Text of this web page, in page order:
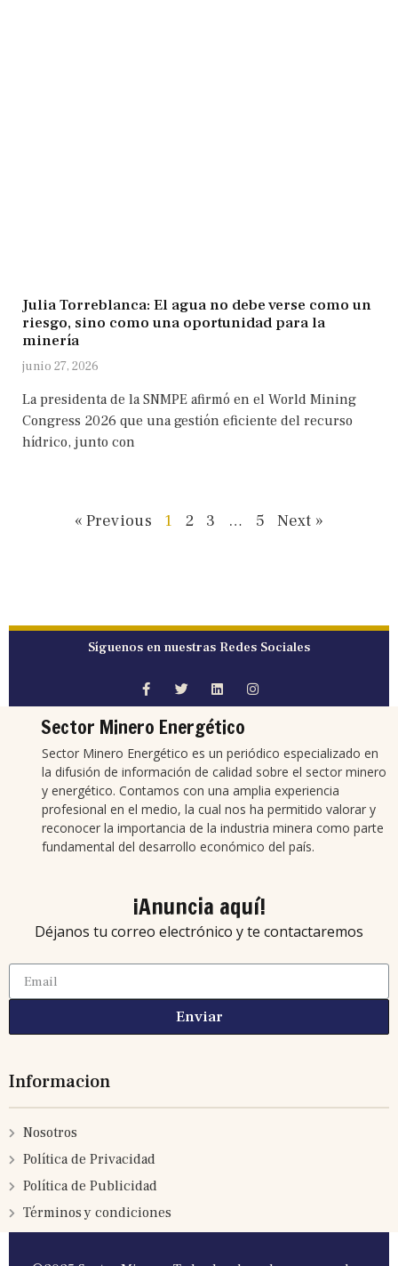
Julia Torreblanca: El agua no debe verse como un
riesgo, sino como una oportunidad para la
minería
junio 27, 2026
La presidenta de la SNMPE afirmó en el World Mining
Congress 2026 que una gestión eficiente del recurso
hídrico, junto con
« Previous 1 2 3 … 5 Next »
Síguenos en nuestras Redes Sociales
Sector Minero Energético
Sector Minero Energético es un periódico especializado en
la difusión de información de calidad sobre el sector minero
y energético. Contamos con una amplia experiencia
profesional en el medio, la cual nos ha permitido valorar y
reconocer la importancia de la industria minera como parte
fundamental del desarrollo económico del país.
¡Anuncia aquí!
Déjanos tu correo electrónico y te contactaremos
Enviar
Informacion
Nosotros
Política de Privacidad
Política de Publicidad
Términos y condiciones